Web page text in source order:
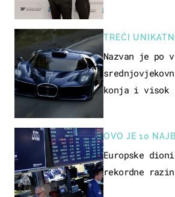
TREĆI
Nazvan je po
konja i visok
OVO JE 10
Europske
rekordne